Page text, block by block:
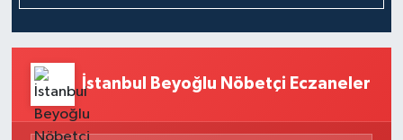
İstanbul Beyoğlu Nöbetçi Eczaneler